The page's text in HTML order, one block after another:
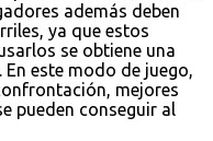
además deben
ya que estos
se obtiene una
este modo de juego,
mejores
pueden conseguir al